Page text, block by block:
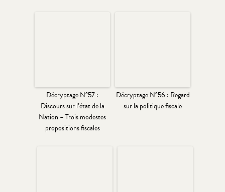
Décryptage N°57 :
Discours sur l’état de la
Nation – Trois modestes
propositions fiscales
Décryptage N°56 : Regard
sur la politique fiscale